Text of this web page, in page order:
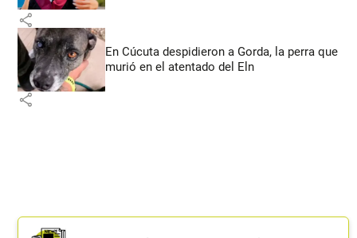
share
En Cúcuta despidieron a Gorda, la perra que
murió en el atentado del Eln
share